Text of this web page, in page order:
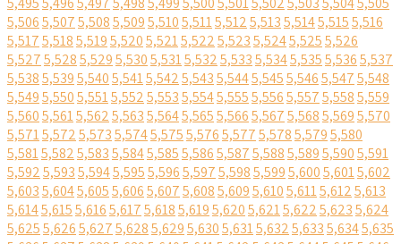
5,5065,5075,5085,5095,5105,5115,5125,5135,5145,5155,516
5,5175,5185,5195,5205,5215,5225,5235,5245,5255,526
5,5275,5285,5295,5305,5315,5325,5335,5345,5355,5365,537
5,5385,5395,5405,5415,5425,5435,5445,5455,5465,5475,548
5,5495,5505,5515,5525,5535,5545,5555,5565,5575,5585,559
5,5605,5615,5625,5635,5645,5655,5665,5675,5685,5695,570
5,5715,5725,5735,5745,5755,5765,5775,5785,5795,580
5,5815,5825,5835,5845,5855,5865,5875,5885,5895,5905,591
5,5925,5935,5945,5955,5965,5975,5985,5995,6005,6015,602
5,6035,6045,6055,6065,6075,6085,6095,6105,6115,6125,613
5,6145,6155,6165,6175,6185,6195,6205,6215,6225,6235,624
5,6255,6265,6275,6285,6295,6305,6315,6325,6335,6345,635